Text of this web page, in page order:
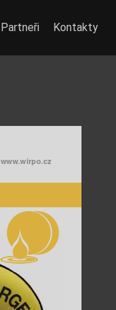
www.wirpo.cz
Partneři Kontakty